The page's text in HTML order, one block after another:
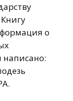
о
написано: